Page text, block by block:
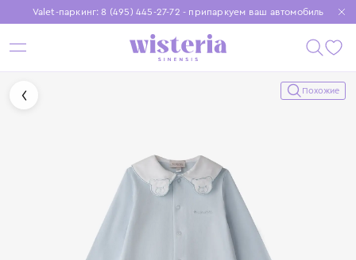
Valet-паркинг: 8 (495) 445-27-72 - припаркуем ваш автомобиль
Бесплатная доставка при заказе от 15 000 ₽
Установите приложение, чтобы покупки были еще удобнее
Похожие